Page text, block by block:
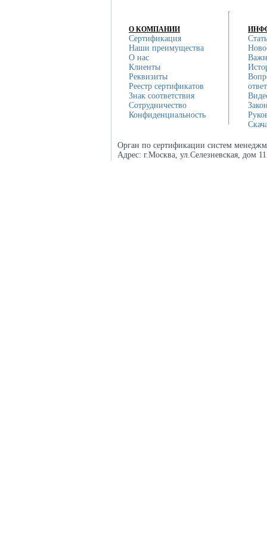
О КОМПАНИИ
Сертификация
Наши преимущества
О нас
Клиенты
Реквизиты
Реестр сертификатов
Знак соответствия
Сотрудничество
Конфиденциальность
Орган по сертификации систем
Адрес: г.Москва, ул.Селезневская, дом